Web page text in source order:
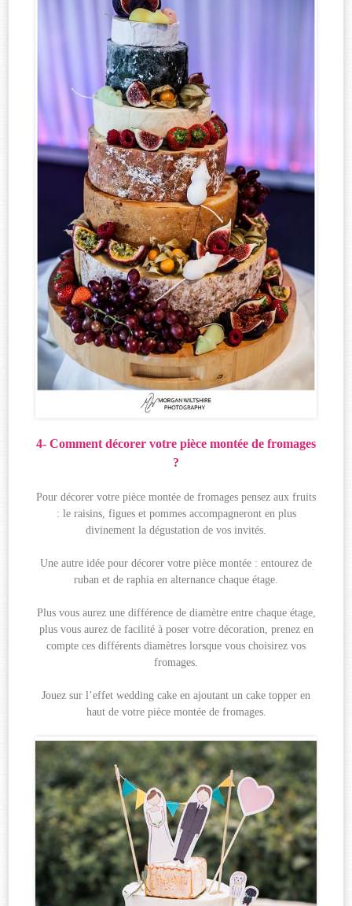
4- Comment décorer votre pièce montée de fromages
?
Pour décorer votre pièce montée de fromages pensez aux fruits
: le raisins, figues et pommes accompagneront en plus
divinement la dégustation de vos invités.
Une autre idée pour décorer votre pièce montée : entourez de
ruban et de raphia en alternance chaque étage.
Plus vous aurez une différence de diamètre entre chaque étage,
plus vous aurez de facilité à poser votre décoration, prenez en
compte ces différents diamètres lorsque vous choisirez vos
fromages.
Jouez sur l’effet wedding cake en ajoutant un cake topper en
haut de votre pièce montée de fromages.